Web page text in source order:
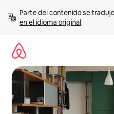
contenido
Parte del contenido se
en el idioma original